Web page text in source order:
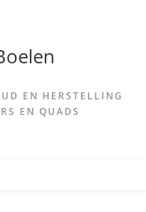
EN HERSTELLING
EN QUADS